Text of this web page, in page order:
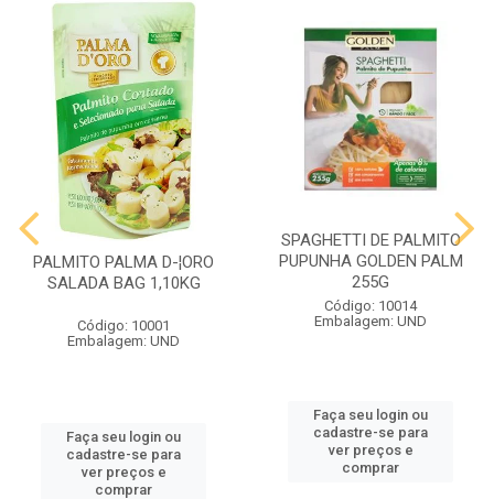
PALMITO PALMA D-¦ORO
SALADA BAG 1,10KG
Código: 10001
Embalagem: UND
Faça seu login ou
cadastre-se para
ver preços e
comprar
SPAGHETTI DE PALMITO
PUPUNHA GOLDEN PALM
255G
Código: 10014
Embalagem: UND
Faça seu login ou
cadastre-se para
ver preços e
comprar